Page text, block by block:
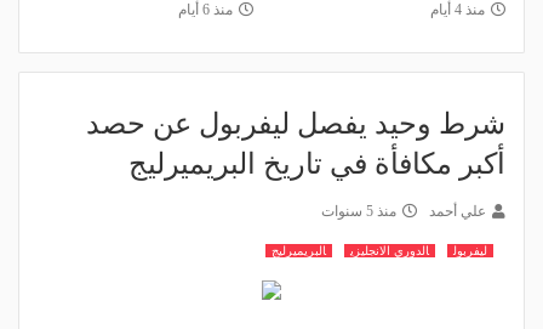
منذ 4 أيام منذ 6 أيام
شرط وحيد يفصل ليفربول عن حصد
أكبر مكافأة في تاريخ البريميرليج
علي أحمد منذ 5 سنوات
ليفربول الدوري الانجليزي البريميرليج